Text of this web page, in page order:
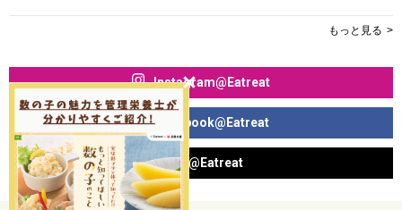
もっと見る
Instagram@Eatreat
Facebook@Eatreat
X@Eatreat